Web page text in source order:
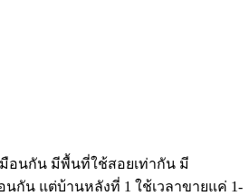
มือนกัน มีพื้นที่ใช้สอยเท่ากัน มี
กัน แต่บ้านหลังที่ 1 ใช้เวลาขายแค่ 1-